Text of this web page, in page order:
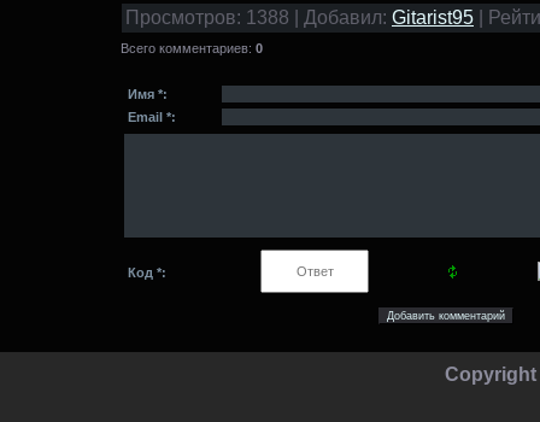
Просмотров: 1388 | Добавил: Gitarist95
Всего комментариев: 0
Имя *:
Email *:
Код *: